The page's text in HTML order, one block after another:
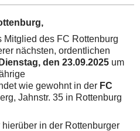
Mitglied des FC Rottenburg
nächsten, ordentlichen
Dienstag, den 23.09.2025 um
wie gewohnt in der FC
Jahnstr. 35 in Rottenburg
in der Rottenburger